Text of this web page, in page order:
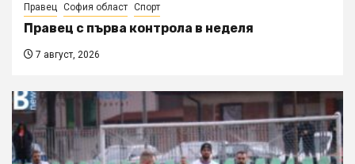
Правец София област Спорт
Правец с първа контрола в неделя
7 август, 2026